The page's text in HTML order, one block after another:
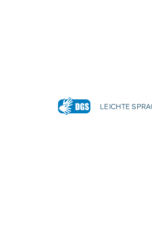
LEICHTE
Volltextsuche